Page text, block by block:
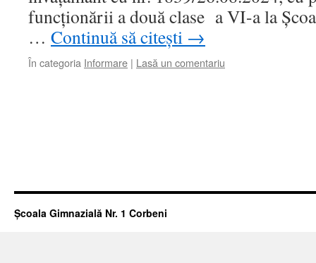
funcționării a două clase a VI-a la
… Continuă să citești →
În categoria Informare | Lasă un comentariu
Școala Gimnazială Nr. 1 Corbeni